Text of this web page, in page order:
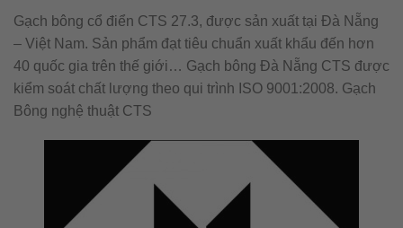
Gạch bông cổ điển CTS 27.3, được sản xuất tại Đà Nẵng
– Việt Nam. Sản phẩm đạt tiêu chuẩn xuất khẩu đến hơn
40 quốc gia trên thế giới… Gạch bông Đà Nẵng CTS được
kiểm soát chất lượng theo qui trình ISO 9001:2008. Gạch
Bông nghệ thuật CTS